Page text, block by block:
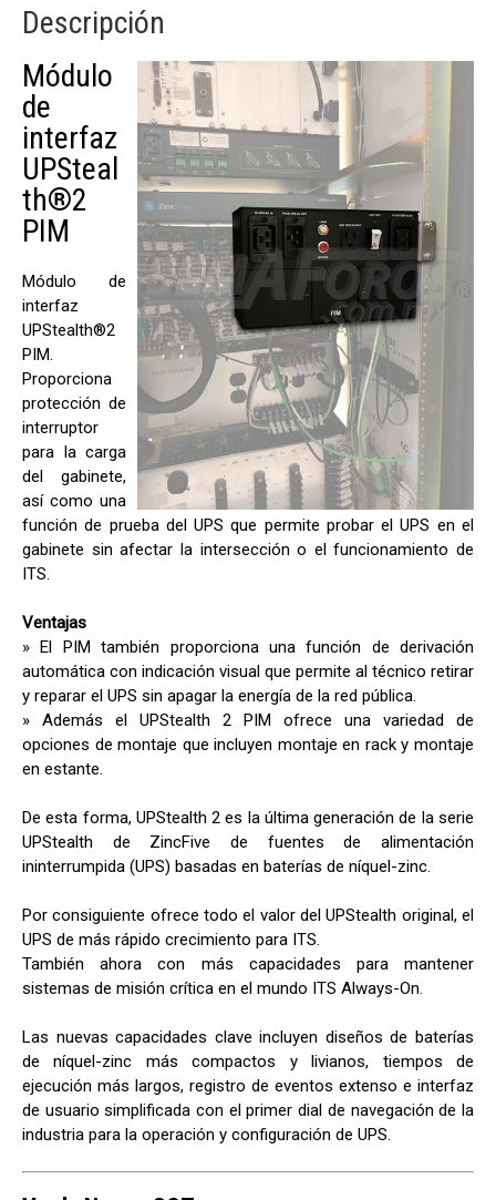
Descripción
Módulo
de
interfaz
UPSteal
th®2
PIM
Módulo de
interfaz
UPStealth®2
PIM.
Proporciona
protección de
interruptor
para la carga
del gabinete,
así como una
función de prueba del UPS que permite probar el UPS en el
gabinete sin afectar la intersección o el funcionamiento de
ITS.
Ventajas
» El PIM también proporciona una función de derivación
automática con indicación visual que permite al técnico retirar
y reparar el UPS sin apagar la energía de la red pública.
» Además el UPStealth 2 PIM ofrece una variedad de
opciones de montaje que incluyen montaje en rack y montaje
en estante.
De esta forma, UPStealth 2 es la última generación de la serie
UPStealth de ZincFive de fuentes de alimentación
ininterrumpida (UPS) basadas en baterías de níquel-zinc.
Por consiguiente ofrece todo el valor del UPStealth original, el
UPS de más rápido crecimiento para ITS.
También ahora con más capacidades para mantener
sistemas de misión crítica en el mundo ITS Always-On.
Las nuevas capacidades clave incluyen diseños de baterías
de níquel-zinc más compactos y livianos, tiempos de
ejecución más largos, registro de eventos extenso e interfaz
de usuario simplificada con el primer dial de navegación de la
industria para la operación y configuración de UPS.